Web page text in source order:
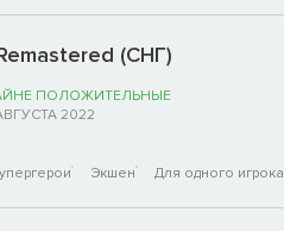
(СНГ)
ПОЛОЖИТЕЛЬНЫЕ
2022
Экшен Для одного игрока